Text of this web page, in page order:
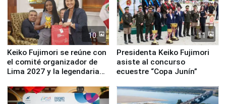
10
Keiko Fujimori se reúne con
el comité organizador de
Lima 2027 y la legendaria
11
Presidenta Keiko Fujimori
asiste al concurso
ecuestre “Copa Junín”